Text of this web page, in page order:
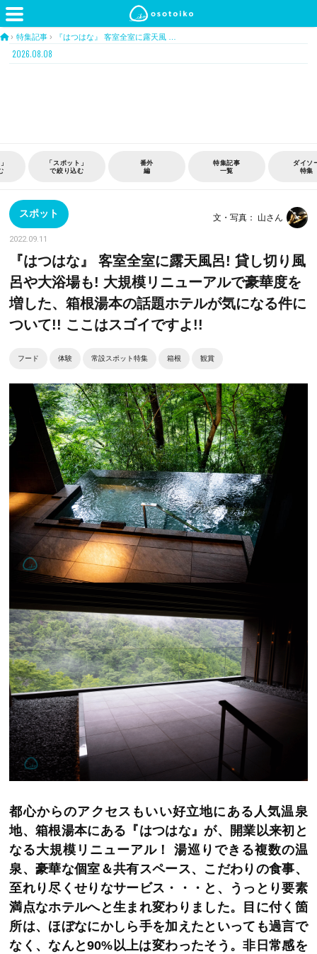
› 特集記事 › 『はつはな』 客室全室に露天風 …
2026.08.08
特集記事
一覧
ダイソー
特集
おうち
時間
スポット 文・写真： 山さん
2022.09.11
『はつはな』 客室全室に露天風呂! 貸し切り風
呂や大浴場も! 大規模リニューアルで豪華度を
増した、箱根湯本の話題ホテルが気になる件に
ついて!! ここはスゴイですよ!!
フード 体験 常設スポット特集 箱根 観賞
都心からのアクセスもいい好立地にある人気温泉
地、箱根湯本にある『はつはな』が、開業以来初と
なる大規模リニューアル！ 湯巡りできる複数の温
泉、豪華な個室＆共有スペース、こだわりの食事、
至れり尽くせりなサービス・・・と、うっとり要素
満点なホテルへと生まれ変わりました。目に付く箇
所は、ほぼなにかしら手を加えたといっても過言で
なく、なんと90%以上は変わったそう。非日常感を